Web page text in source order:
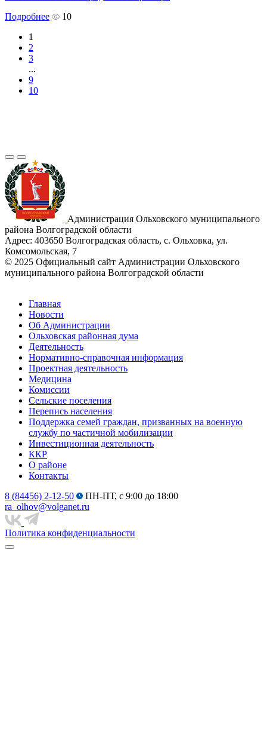
Подробнее
10
1
2
3
...
9
10
Администрация Ольховского муниципального
района Волгоградской области
Адрес: 403650 Волгоградская область, с. Ольховка, ул.
Комсомольская, 7
© 2025 Официальный сайт Администрации Ольховского
муниципального района Волгоградской области
Главная
Новости
Об Администрации
Ольховская районная дума
Деятельность
Нормативно-справочная информация
Проектная деятельность
Медицина
Комиссии
Сельские поселения
Перепись населения
Поддержка семей граждан, призванных на военную
службу по частичной мобилизации
Инвестиционная деятельность
ККР
О районе
Контакты
8 (84456) 2-12-50
ПН-ПТ, с 9:00 до 18:00
ra_olhov@volganet.ru
Политика конфиденциальности